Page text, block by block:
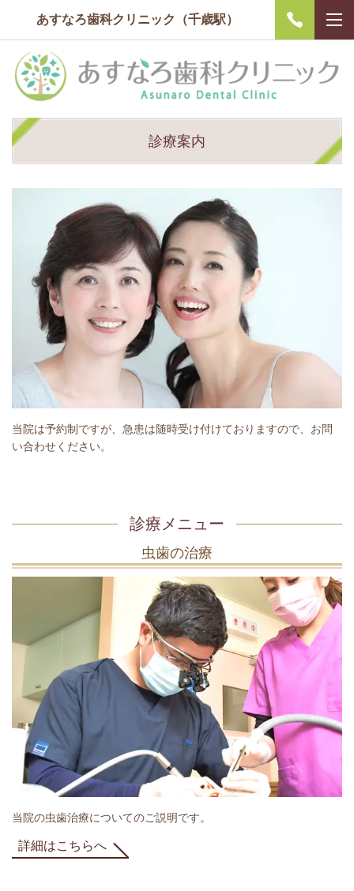
あすなろ歯科クリニック（千歳駅）
診療案内
当院は予約制ですが、急患は随時受け付けておりますので、お問
い合わせください。
診療メニュー
虫歯の治療
当院の虫歯治療についてのご説明です。
詳細はこちらへ